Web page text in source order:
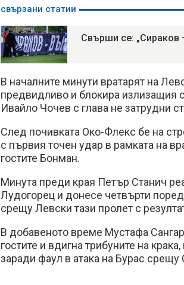
свързани статии
Свърши се: „Сираков
В началните минути вратарят на
предвидливо и блокира излизащия
Ивайло Чочев с глава не затрудни
След почивката Око-Флекс бе на
с първия точен удар в рамката на
гостите Бонман.
Минута преди края Петър Станич
Лудогорец и донесе четвърти
срещу Левски тази пролет с
В добавеното време Мустафа
гостите и вдигна трибуните на
заради фаул в атака на Бурас срещу